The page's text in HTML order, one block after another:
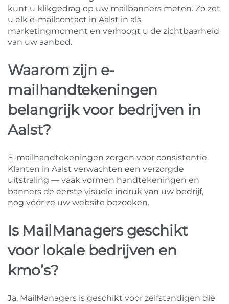
kunt u klikgedrag op uw mailbanners meten. Zo zet
u elk e-mailcontact in Aalst in als
marketingmoment en verhoogt u de zichtbaarheid
van uw aanbod.
Waarom zijn e-
mailhandtekeningen
belangrijk voor bedrijven in
Aalst?
E-mailhandtekeningen zorgen voor consistentie.
Klanten in Aalst verwachten een verzorgde
uitstraling — vaak vormen handtekeningen en
banners de eerste visuele indruk van uw bedrijf,
nog vóór ze uw website bezoeken.
Is MailManagers geschikt
voor lokale bedrijven en
kmo’s?
Ja, MailManagers is geschikt voor zelfstandigen die